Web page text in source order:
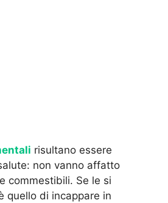
risultano essere
non vanno affatto
commestibili. Se le si
quello di incappare in